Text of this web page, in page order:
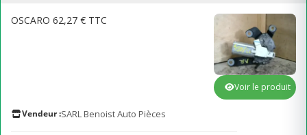
OSCARO 62,27 € TTC
Vendeur :SARL Benoist Auto Pièces
Voir le produit